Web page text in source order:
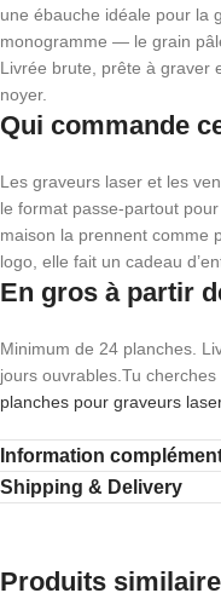
une ébauche idéale pour la
monogramme — le grain
Livrée brute, prête à graver
noyer.
Qui commande
Les graveurs laser et les
le format passe-partout
maison la prennent comme
logo, elle fait un cadeau
En gros à partir
Minimum de 24 planches.
jours ouvrables.Tu
planches pour graveurs
Information
Shipping & Delivery
Produits